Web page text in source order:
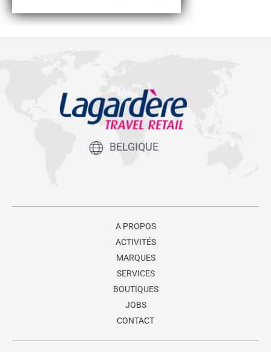
BELGIQUE
A PROPOS
ACTIVITÉS
MARQUES
SERVICES
BOUTIQUES
JOBS
CONTACT